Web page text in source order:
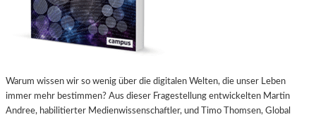
Warum wissen wir so wenig über die digitalen Welten, die unser Leben
immer mehr bestimmen? Aus dieser Fragestellung entwickelten Martin
Andree, habilitierter Medienwissenschaftler, und Timo Thomsen, Global